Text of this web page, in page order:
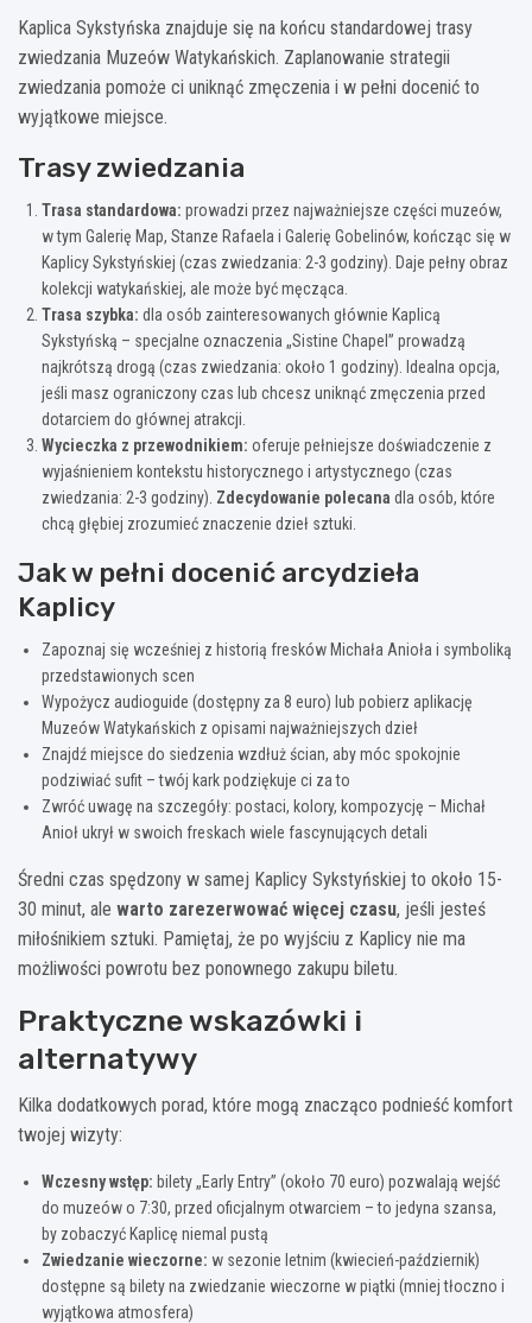
Kaplica Sykstyńska znajduje się na końcu standardowej trasy
zwiedzania Muzeów Watykańskich. Zaplanowanie strategii
zwiedzania pomoże ci uniknąć zmęczenia i w pełni docenić to
wyjątkowe miejsce.
Trasy zwiedzania
Trasa standardowa: prowadzi przez najważniejsze części muzeów,
w tym Galerię Map, Stanze Rafaela i Galerię Gobelinów, kończąc się w
Kaplicy Sykstyńskiej (czas zwiedzania: 2-3 godziny). Daje pełny obraz
kolekcji watykańskiej, ale może być męcząca.
Trasa szybka: dla osób zainteresowanych głównie Kaplicą
Sykstyńską – specjalne oznaczenia „Sistine Chapel” prowadzą
najkrótszą drogą (czas zwiedzania: około 1 godziny). Idealna opcja,
jeśli masz ograniczony czas lub chcesz uniknąć zmęczenia przed
dotarciem do głównej atrakcji.
Wycieczka z przewodnikiem: oferuje pełniejsze doświadczenie z
wyjaśnieniem kontekstu historycznego i artystycznego (czas
zwiedzania: 2-3 godziny). Zdecydowanie polecana dla osób, które
chcą głębiej zrozumieć znaczenie dzieł sztuki.
Jak w pełni docenić arcydzieła
Kaplicy
Zapoznaj się wcześniej z historią fresków Michała Anioła i symboliką
przedstawionych scen
Wypożycz audioguide (dostępny za 8 euro) lub pobierz aplikację
Muzeów Watykańskich z opisami najważniejszych dzieł
Znajdź miejsce do siedzenia wzdłuż ścian, aby móc spokojnie
podziwiać sufit – twój kark podziękuje ci za to
Zwróć uwagę na szczegóły: postaci, kolory, kompozycję – Michał
Anioł ukrył w swoich freskach wiele fascynujących detali
Średni czas spędzony w samej Kaplicy Sykstyńskiej to około 15-
30 minut, ale warto zarezerwować więcej czasu, jeśli jesteś
miłośnikiem sztuki. Pamiętaj, że po wyjściu z Kaplicy nie ma
możliwości powrotu bez ponownego zakupu biletu.
Praktyczne wskazówki i
alternatywy
Kilka dodatkowych porad, które mogą znacząco podnieść komfort
twojej wizyty:
Wczesny wstęp: bilety „Early Entry” (około 70 euro) pozwalają wejść
do muzeów o 7:30, przed oficjalnym otwarciem – to jedyna szansa,
by zobaczyć Kaplicę niemal pustą
Zwiedzanie wieczorne: w sezonie letnim (kwiecień-październik)
dostępne są bilety na zwiedzanie wieczorne w piątki (mniej tłoczno i
wyjątkowa atmosfera)